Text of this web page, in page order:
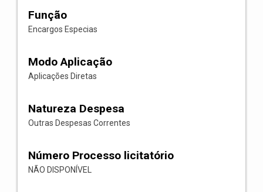
Função
Encargos Especias
Modo Aplicação
Aplicações Diretas
Natureza Despesa
Outras Despesas Correntes
Número Processo licitatório
NÃO DISPONÍVEL